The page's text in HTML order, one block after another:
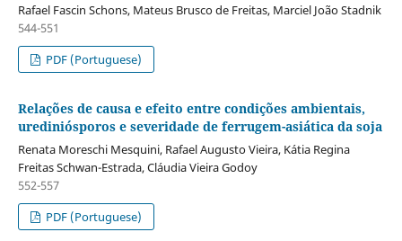
Rafael Fascin Schons, Mateus Brusco de Freitas, Marciel João Stadnik
544-551
PDF (Portuguese)
Relações de causa e efeito entre condições ambientais,
urediniósporos e severidade de ferrugem-asiática da soja
Renata Moreschi Mesquini, Rafael Augusto Vieira, Kátia Regina
Freitas Schwan-Estrada, Cláudia Vieira Godoy
552-557
PDF (Portuguese)